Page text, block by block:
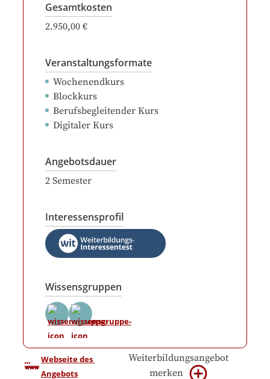
Gesamtkosten
2.950,00 €
Veranstaltungsformate
Wochenendkurs
Blockkurs
Berufsbegleitender Kurs
Digitaler Kurs
Angebotsdauer
2 Semester
Interessensprofil
Wissensgruppen
Webseite des
Angebots
Weiterbildungsangebot
merken